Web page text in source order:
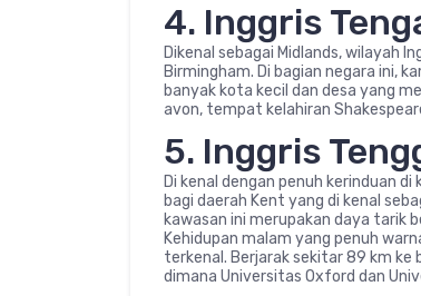
4. Inggris
Dikenal sebagai Midlands, wilayah
Birmingham. Di bagian negara ini,
banyak kota kecil dan desa yang
avon, tempat kelahiran
5. Inggris
Di kenal dengan penuh kerinduan
bagi daerah Kent yang di kenal
kawasan ini merupakan daya tarik
Kehidupan malam yang penuh
terkenal. Berjarak sekitar 89 km
dimana Universitas Oxford dan